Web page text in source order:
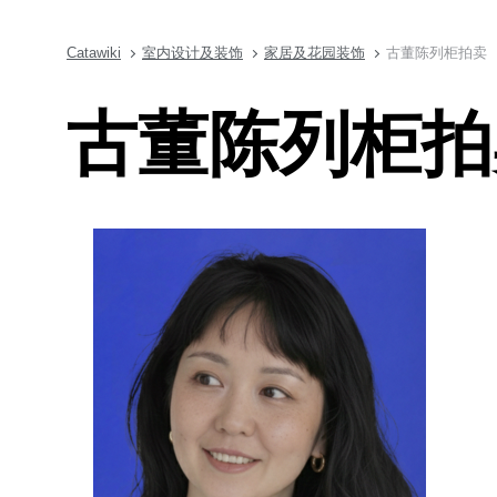
Catawiki 室内设计及装饰 家居及花园装饰 古董陈列柜拍卖
古董陈列柜